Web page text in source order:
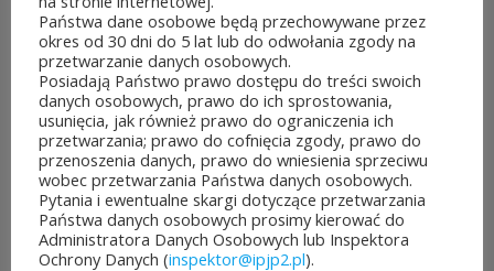
województwa mazowieckiego
po...
CZYTAJ DALEJ
JUBILEUSZOWE XXV MISTRZOSTWA POLSKI
DUCHOWIEŃSTWA W SZACHACH
Państwa dane osobowe będą przechowywane przez
okres od 30 dni do 5 lat lub do odwołania zgody na
przetwarzanie danych osobowych.
Posiadają Państwo prawo dostępu do treści swoich
danych osobowych, prawo do ich sprostowania,
usunięcia, jak również prawo do ograniczenia ich
przetwarzania; prawo do cofnięcia zgody, prawo do
przenoszenia danych, prawo do wniesienia sprzeciwu
wobec przetwarzania Państwa danych osobowych.
Pytania i ewentualne skargi dotyczące przetwarzania
Państwa danych osobowych prosimy kierować do
Administratora Danych Osobowych lub Inspektora
Ochrony Danych (inspektor@ipjp2.pl).